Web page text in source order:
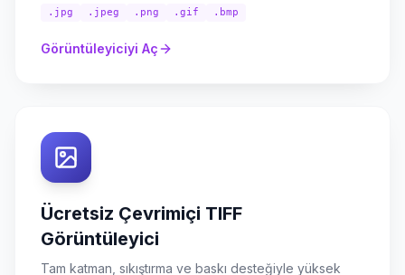
.jpg .jpeg .png .gif .bmp
Görüntüleyiciyi Aç
Ücretsiz Çevrimiçi TIFF
Görüntüleyici
Tam katman, sıkıştırma ve baskı desteğiyle yüksek